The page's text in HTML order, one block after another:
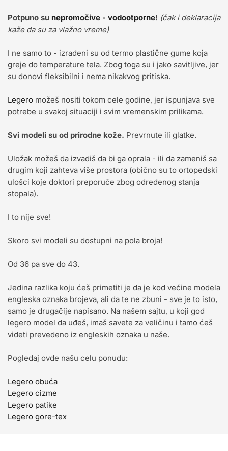
Potpuno su nepromočive - vodootporne! (čak i deklaracija
kaže da su za vlažno vreme)
I ne samo to - izrađeni su od termo plastične gume koja
greje do temperature tela. Zbog toga su i jako savitljive, jer
su đonovi fleksibilni i nema nikakvog pritiska.
Legero možeš nositi tokom cele godine, jer ispunjava sve
potrebe u svakoj situaciji i svim vremenskim prilikama.
Svi modeli su od prirodne kože. Prevrnute ili glatke.
Uložak možeš da izvadiš da bi ga oprala - ili da zameniš sa
drugim koji zahteva više prostora (obično su to ortopedski
ulošci koje doktori preporuče zbog određenog stanja
stopala).
I to nije sve!
Skoro svi modeli su dostupni na pola broja!
Od 36 pa sve do 43.
Jedina razlika koju ćeš primetiti je da je kod većine modela
engleska oznaka brojeva, ali da te ne zbuni - sve je to isto,
samo je drugačije napisano. Na našem sajtu, u koji god
legero model da uđeš, imaš savete za veličinu i tamo ćeš
videti prevedeno iz engleskih oznaka u naše.
Pogledaj ovde našu celu ponudu:
Legero obuća
Legero cizme
Legero patike
Legero gore-tex